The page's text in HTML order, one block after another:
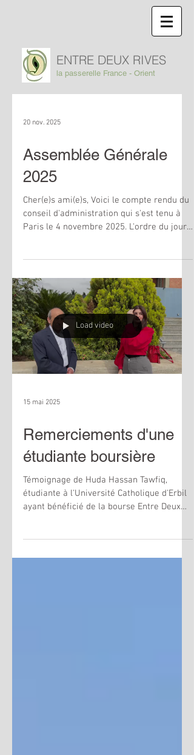
ENTRE DEUX RIVES
la passerelle France - Orient
20 nov. 2025
Assemblée Générale
2025
Cher(e)s ami(e)s, Voici le compte rendu du
conseil d'administration qui s'est tenu à
Paris le 4 novembre 2025. L'ordre du jour
Questions diverses Les membres du
conseil d'administration présents sont : -
Ephrem AZAR, président, - Emmanuel
JAULIN, vice-président, - Dominique
ROGEAUX, trésorier, - Alexandre
Load video
15 mai 2025
Remerciements d'une
étudiante boursière
Témoignage de Huda Hassan Tawfiq,
étudiante à l'Université Catholique d'Erbil
ayant bénéficié de la bourse Entre Deux